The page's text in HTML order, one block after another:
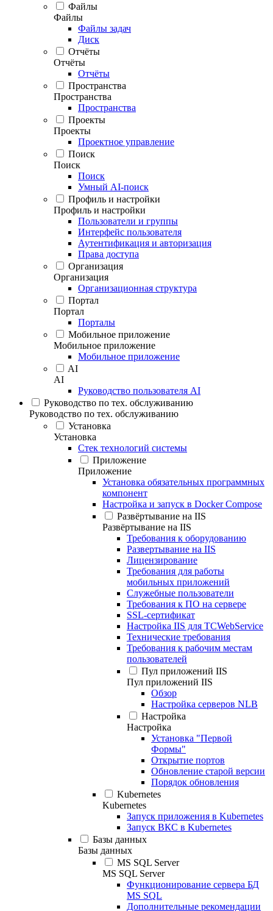
Файлы
Файлы
Файлы задач
Диск
Отчёты
Отчёты
Отчёты
Пространства
Пространства
Пространства
Проекты
Проекты
Проектное управление
Поиск
Поиск
Поиск
Умный AI-поиск
Профиль и настройки
Профиль и настройки
Пользователи и группы
Интерфейс пользователя
Аутентификация и авторизация
Права доступа
Организация
Организация
Организационная структура
Портал
Портал
Порталы
Мобильное приложение
Мобильное приложение
Мобильное приложение
AI
AI
Руководство пользователя AI
Руководство по тех. обслуживанию
Руководство по тех. обслуживанию
Установка
Установка
Стек технологий системы
Приложение
Приложение
Установка обязательных программных
компонент
Настройка и запуск в Docker Compose
Развёртывание на IIS
Развёртывание на IIS
Требования к оборудованию
Развертывание на IIS
Лицензирование
Требования для работы
мобильных приложений
Служебные пользователи
Требования к ПО на сервере
SSL-сертификат
Настройка IIS для TCWebService
Технические требования
Требования к рабочим местам
пользователей
Пул приложений IIS
Пул приложений IIS
Обзор
Настройка серверов NLB
Настройка
Настройка
Установка "Первой
Формы"
Открытие портов
Обновление старой версии
Порядок обновления
Kubernetes
Kubernetes
Запуск приложения в Kubernetes
Запуск ВКС в Kubernetes
Базы данных
Базы данных
MS SQL Server
MS SQL Server
Функционирование сервера БД
MS SQL
Дополнительные рекомендации